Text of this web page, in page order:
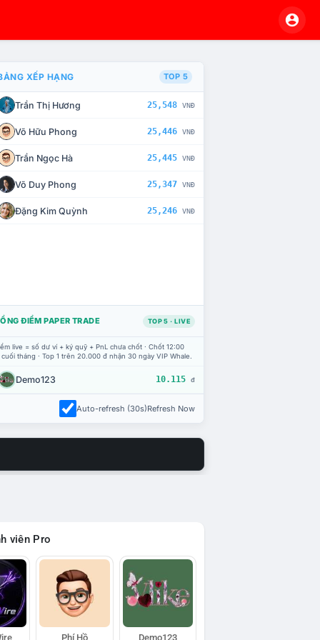
CHẾ TÀI XỬ LÝ VI PHẠM
XẾP HẠNG TOP 5
Trần Thị Hương 25,548 VNĐ
Võ Hữu Phong 25,446 VNĐ
Trần Ngọc Hà 25,445 VNĐ
Võ Duy Phong 25,347 VNĐ
Đặng Kim Quỳnh 25,246 VNĐ
ĐIỂM PAPER TRADE TOP 5 · LIVE
live = số dư ví + ký quỹ + PnL chưa chốt · Chốt 12:00
tháng · Top 1 trên 20.000 đ nhận 30 ngày VIP Whale.
Demo123 10.115 đ
Auto-refresh (30s)Refresh Now
viên Pro
Phí Hồ Demo123